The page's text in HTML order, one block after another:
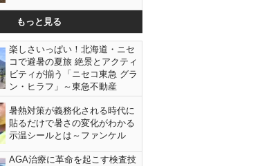
もっと見る
楽しさいっぱい！北海道・ニセ
コで避暑の夏旅 絶景とアクティ
ビティが揃う「ニセコ東急 グラ
ン・ヒラフ」～東急不動産
暑熱対策が義務化される時代に
貼るだけで暑さの変化がわかる
示温シールとは～ファンケル
AGA治療に革命を起こす検査技